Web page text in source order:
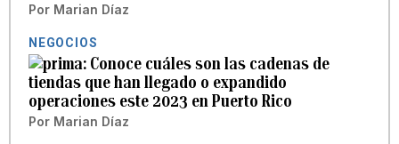
Por Marian Díaz
NEGOCIOS
Conoce cuáles son las cadenas de
tiendas que han llegado o expandido
operaciones este 2023 en Puerto Rico
Por Marian Díaz